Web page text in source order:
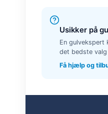
Usikker på
En gulvekspert
det bedste
Få hjælp og